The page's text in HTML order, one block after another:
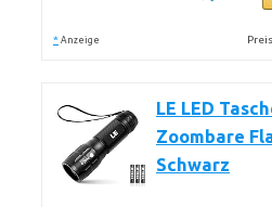
* Anzeige
LE LED
Zoombare
Schwarz